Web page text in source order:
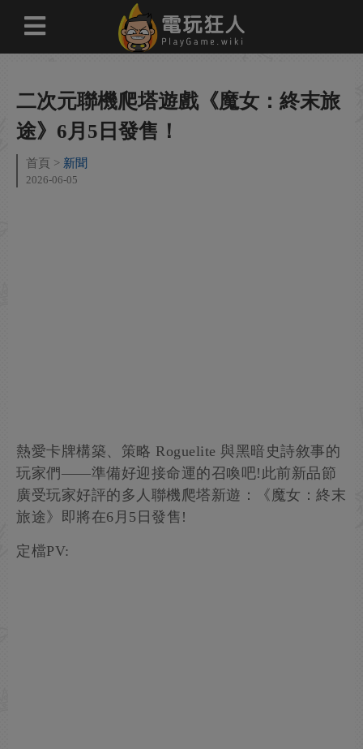
二次元聯機爬塔遊戲《魔女：終末旅
途》6月5日發售！
首頁 新聞
2026-06-05
熱愛卡牌構築、策略 Roguelite 與黑暗史詩敘事的
玩家們——準備好迎接命運的召喚吧!此前新品節
廣受玩家好評的多人聯機爬塔新遊：《魔女：終末
旅途》即將在6月5日發售!
定檔PV: